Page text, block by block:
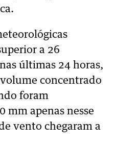
a 26
últimas 24 horas,
concentrado
foram
mm apenas nesse
vento chegaram a